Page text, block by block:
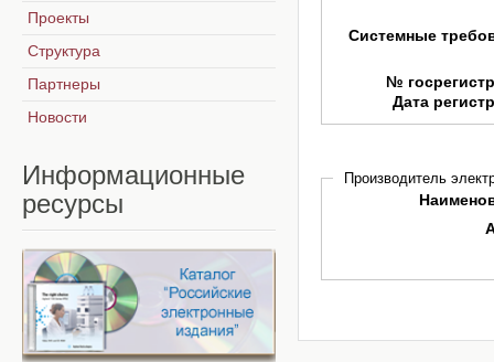
Системные
№
Дата
Производитель
Проекты
Структура
Партнеры
Новости
Информационные
ресурсы